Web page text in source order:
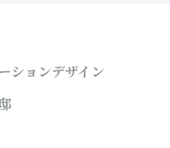
ションデザイン